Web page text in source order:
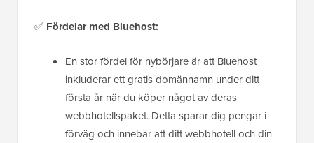
✅ Fördelar med Bluehost:
En stor fördel för nybörjare är att Bluehost
inkluderar ett gratis domännamn under ditt
första år när du köper något av deras
webbhotellspaket. Detta sparar dig pengar i
förväg och innebär att ditt webbhotell och din